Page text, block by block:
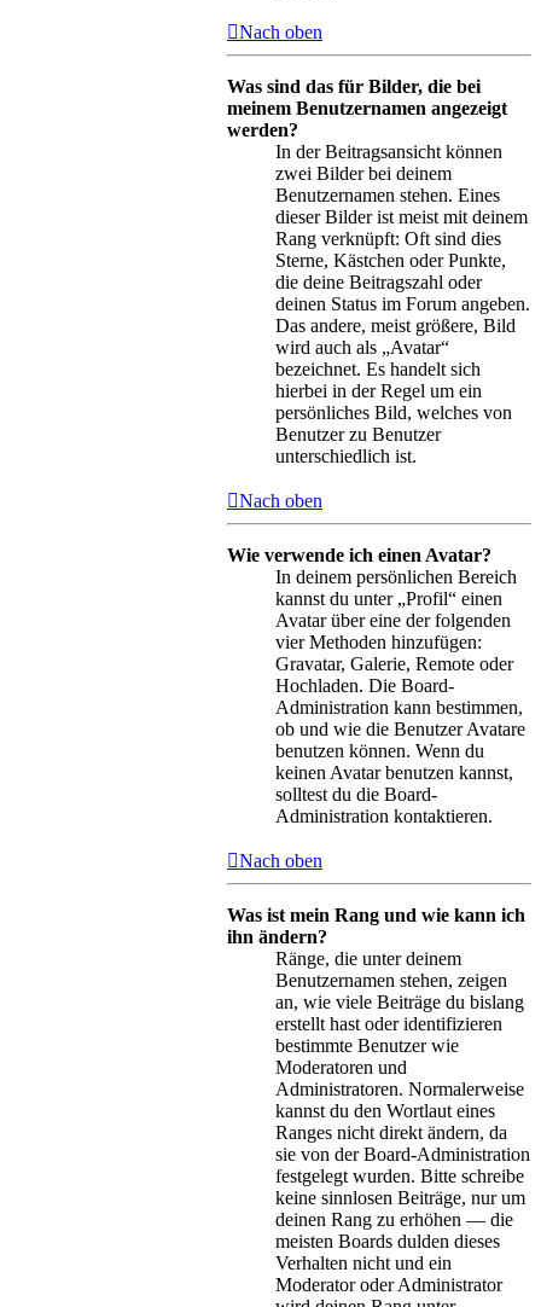
Nach oben
Was sind das für Bilder, die bei
meinem Benutzernamen angezeigt
werden?
In der Beitragsansicht können
zwei Bilder bei deinem
Benutzernamen stehen. Eines
dieser Bilder ist meist mit deinem
Rang verknüpft: Oft sind dies
Sterne, Kästchen oder Punkte,
die deine Beitragszahl oder
deinen Status im Forum angeben.
Das andere, meist größere, Bild
wird auch als „Avatar“
bezeichnet. Es handelt sich
hierbei in der Regel um ein
persönliches Bild, welches von
Benutzer zu Benutzer
unterschiedlich ist.
Nach oben
Wie verwende ich einen Avatar?
In deinem persönlichen Bereich
kannst du unter „Profil“ einen
Avatar über eine der folgenden
vier Methoden hinzufügen:
Gravatar, Galerie, Remote oder
Hochladen. Die Board-
Administration kann bestimmen,
ob und wie die Benutzer Avatare
benutzen können. Wenn du
keinen Avatar benutzen kannst,
solltest du die Board-
Administration kontaktieren.
Nach oben
Was ist mein Rang und wie kann ich
ihn ändern?
Ränge, die unter deinem
Benutzernamen stehen, zeigen
an, wie viele Beiträge du bislang
erstellt hast oder identifizieren
bestimmte Benutzer wie
Moderatoren und
Administratoren. Normalerweise
kannst du den Wortlaut eines
Ranges nicht direkt ändern, da
sie von der Board-Administration
festgelegt wurden. Bitte schreibe
keine sinnlosen Beiträge, nur um
deinen Rang zu erhöhen — die
meisten Boards dulden dieses
Verhalten nicht und ein
Moderator oder Administrator